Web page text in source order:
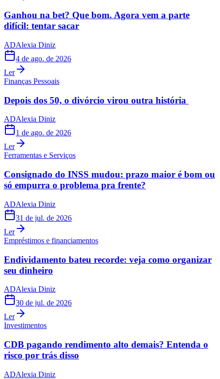
Ganhou na bet? Que bom. Agora vem a parte
difícil: tentar sacar
ADAlexia Diniz
4 de ago. de 2026
Ler
Finanças Pessoais
Depois dos 50, o divórcio virou outra história
ADAlexia Diniz
1 de ago. de 2026
Ler
Ferramentas e Serviços
Consignado do INSS mudou: prazo maior é bom ou
só empurra o problema pra frente?
ADAlexia Diniz
31 de jul. de 2026
Ler
Empréstimos e financiamentos
Endividamento bateu recorde: veja como organizar
seu dinheiro
ADAlexia Diniz
30 de jul. de 2026
Ler
Investimentos
CDB pagando rendimento alto demais? Entenda o
risco por trás disso
ADAlexia Diniz